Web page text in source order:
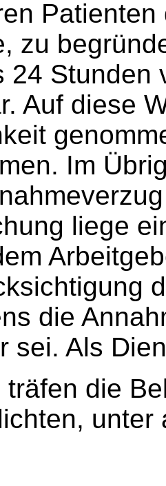
zu
24 Stunden
Auf diese
Im
liege
die
sei. Als
träfen die
unter